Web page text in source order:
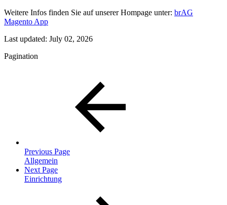
Weitere Infos finden Sie auf unserer Hompage unter: brAG
Magento App
Last updated: July 02, 2026
Pagination
Previous Page
Allgemein
Next Page
Einrichtung